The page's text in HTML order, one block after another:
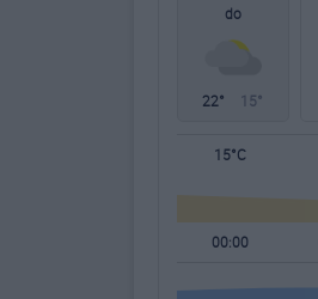
do
22° 15°
15°C
00:00